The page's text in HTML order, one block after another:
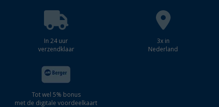
In 24 uur
verzendklaar
3x in
Nederland
Tot wel 5% bonus
met de digitale voordeelkaart